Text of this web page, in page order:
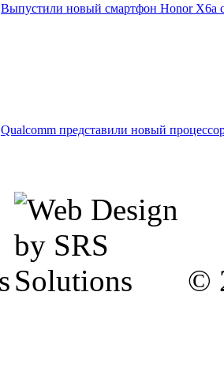
Выпустили новый смартфон Honor X6a
Qualcomm представили новый
©